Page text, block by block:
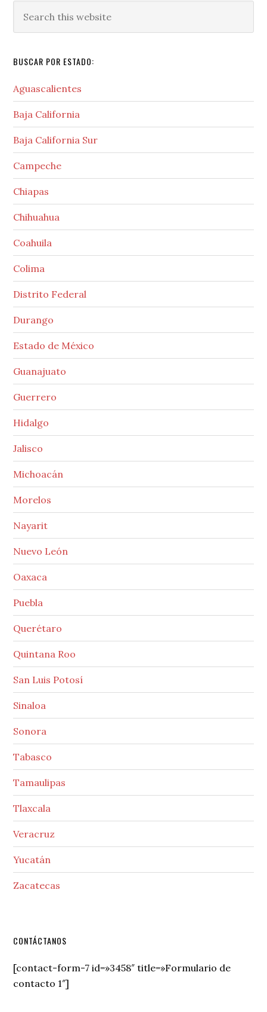
this
BUSCAR POR ESTADO:
Aguascalientes
Baja California
Baja California Sur
Campeche
Chiapas
Chihuahua
Coahuila
Colima
Distrito Federal
Durango
Estado de México
Guanajuato
Guerrero
Hidalgo
Jalisco
Michoacán
Morelos
Nayarit
Nuevo León
Oaxaca
Puebla
Querétaro
Quintana Roo
San Luis Potosí
Sinaloa
Sonora
Tabasco
Tamaulipas
Tlaxcala
Veracruz
Yucatán
Zacatecas
Secondary
Sidebar
CONTÁCTANOS
[contact-form-7 id=»3458″ title=»Formulario de
contacto 1″]